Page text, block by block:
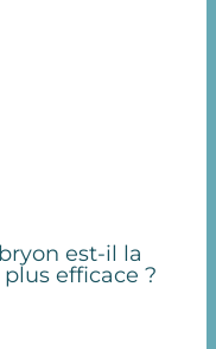
est-il la
efficace ?